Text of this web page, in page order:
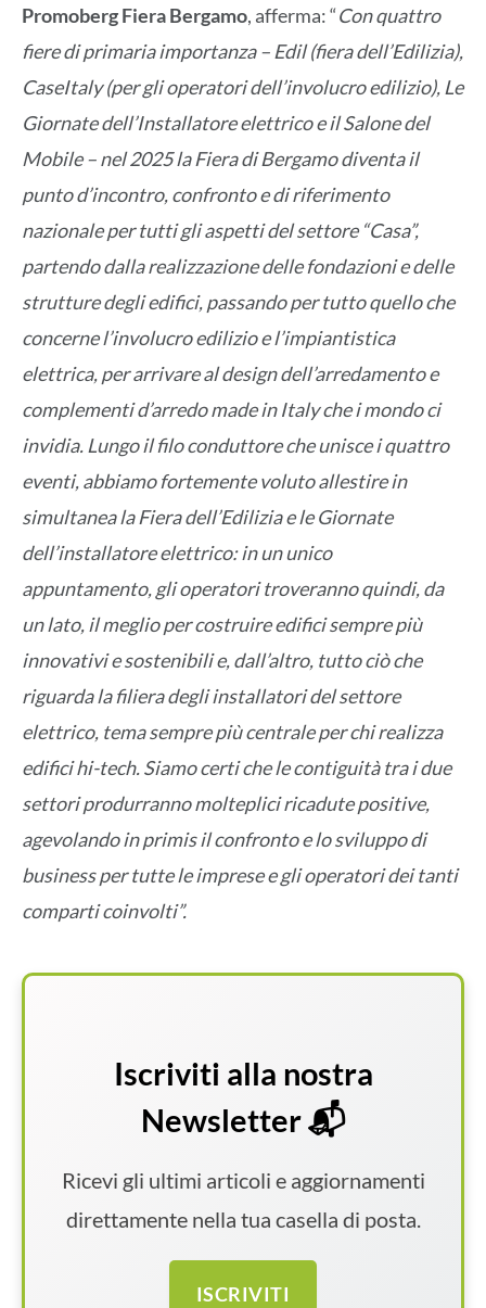
Promoberg Fiera Bergamo, afferma: “Con quattro
fiere di primaria importanza – Edil (fiera dell’Edilizia),
CaseItaly (per gli operatori dell’involucro edilizio), Le
Giornate dell’Installatore elettrico e il Salone del
Mobile – nel 2025 la Fiera di Bergamo diventa il
punto d’incontro, confronto e di riferimento
nazionale per tutti gli aspetti del settore “Casa”,
partendo dalla realizzazione delle fondazioni e delle
strutture degli edifici, passando per tutto quello che
concerne l’involucro edilizio e l’impiantistica
elettrica, per arrivare al design dell’arredamento e
complementi d’arredo made in Italy che i mondo ci
invidia. Lungo il filo conduttore che unisce i quattro
eventi, abbiamo fortemente voluto allestire in
simultanea la Fiera dell’Edilizia e le Giornate
dell’installatore elettrico: in un unico
appuntamento, gli operatori troveranno quindi, da
un lato, il meglio per costruire edifici sempre più
innovativi e sostenibili e, dall’altro, tutto ciò che
riguarda la filiera degli installatori del settore
elettrico, tema sempre più centrale per chi realizza
edifici hi-tech. Siamo certi che le contiguità tra i due
settori produrranno molteplici ricadute positive,
agevolando in primis il confronto e lo sviluppo di
business per tutte le imprese e gli operatori dei tanti
comparti coinvolti”.
Iscriviti alla nostra
Newsletter 📬
Ricevi gli ultimi articoli e aggiornamenti
direttamente nella tua casella di posta.
ISCRIVITI